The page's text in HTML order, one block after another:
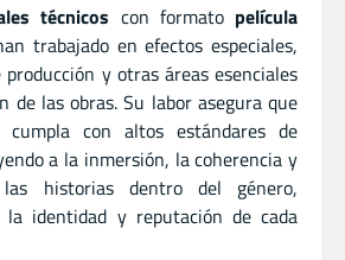
técnicos con formato película
trabajado en efectos especiales,
producción y otras áreas esenciales
de las obras. Su labor asegura que
cumpla con altos estándares de
a la inmersión, la coherencia y
historias dentro del género,
la identidad y reputación de cada